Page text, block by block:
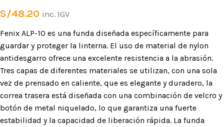
S/48.20 inc. IGV
Fenix ALP-10 es una funda diseñada específicamente para
guardar y proteger la linterna. El uso de material de nylon
antidesgarro ofrece una excelente resistencia a la abrasión.
Tres capas de diferentes materiales se utilizan, con una sola
vez de prensado en caliente, que es elegante y duradero, la
correa trasera está diseñada con una combinación de velcro y
botón de metal niquelado, lo que garantiza una fuerte
estabilidad y la capacidad de liberación rápida. La funda